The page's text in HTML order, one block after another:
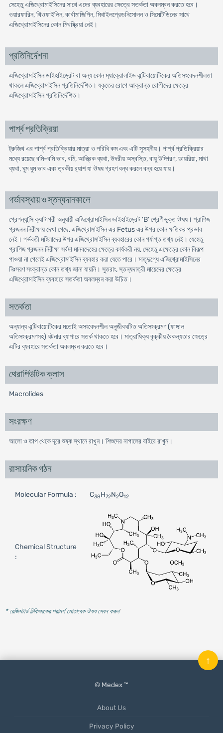
সেহেতু এজিথ্রোমাইসিনের সাথে এদের ব্যবহারের ক্ষেত্রে সতর্কতা অবলম্বন করতে হবে।
ওয়ারফারিন, থিওফাইলিন, কার্বামাজিপিন, মিথাইলপ্রেডনিসোলন ও সিমেটিডিনের সাথে
এজিথ্রোমাইসিনের কোন মিথষ্ক্রিয়া নেই।
প্রতিনির্দেশনা
এজিথ্রোমাইসিন ডাইহাইড্রেট বা অন্য কোন ম্যাক্রোলাইড এন্টিবায়োটিকের অতিসংবেদনশীলতা
থাকলে এজিথ্রোমাইসিন প্রতিনির্দেশিত। যকৃতের রোগে আক্রান্ত রোগীদের ক্ষেত্রে
এজিথ্রোমাইসিন প্রতিনির্দেশিত।
পার্শ্ব প্রতিক্রিয়া
ট্রুজিথ এর পার্শ্ব প্রতিক্রিয়ার মাত্রা ও পরিধি কম এবং এটি সুসহনীয়। পার্শ্ব প্রতিক্রিয়ার
মধ্যে রয়েছে বমি-বমি ভাব, বমি, আন্ত্রিক ব্যথা, উদরীয় অস্বস্তি, বায়ু উদ্গিরণ, ডায়রিয়া, মাথা
ব্যথা, ঘুম ঘুম ভাব এবং ত্বকীয় র‌্যাশ যা ঔষধ গ্রহণ বন্ধ করলে বন্ধ হয়ে যায়।
গর্ভাবস্থায় ও স্তন্যদানকালে
প্রেগন্যান্সি ক্যাটাগরী অনুযায়ী এজিথ্রোমাইসিন ডাইহাইড্রেট 'B' শ্রেণীভূক্ত ঔষধ। প্রাণিজ
প্রজনন নিরীক্ষায় দেখা গেছে, এজিথ্রোমাইসিন এর Fetus এর উপর কোন ক্ষতিকর প্রভাব
নেই। গর্ভবতী মহিলাদের উপর এজিথ্রোমাইসিন ব্যবহারের কোন পর্যাপ্ত তথ্য নেই। যেহেতু
প্রাণিজ প্রজনন নিরীক্ষা সর্বদা মানবদেহের ক্ষেত্রে কার্যকরী নয়, সেহেতু এক্ষেত্রে কোন বিকল্প
পাওয়া না গেলেই এজিথ্রোমাইসিন ব্যবহার করা যেতে পারে। মাতৃদুগ্ধে এজিথ্রোমাইসিনের
নিঃসরণ সংক্রান্ত কোন তথ্য জানা যায়নি। সুতরাং, স্তন্যদাত্রী মায়েদের ক্ষেত্রে
এজিথ্রোমাইসিন ব্যবহারে সতর্কতা অবলম্বন করা উচিত।
সতর্কতা
অন্যান্য এন্টিবায়োটিকের মতোই অসংবেদনশীল অনুজীবঘটিত অতিসংক্রমণ (ফাঙ্গাল
অতিসংক্রমণসহ) ঘটনার ব্যাপারে সতর্ক থাকতে হবে। মাত্রাধিক্য বৃক্কীয় বৈকল্যতার ক্ষেত্রে
এটির ব্যবহারে সতর্কতা অবলম্বন করতে হবে।
থেরাপিউটিক ক্লাস
Macrolides
সংরক্ষণ
আলো ও তাপ থেকে দূরে শুষ্ক স্থানে রাখুন। শিশুদের নাগালের বাইরে রাখুন।
রাসায়নিক গঠন
Molecular Formula : C38H72N2O12
Chemical Structure
:
* রেজিস্টার্ড চিকিৎসকের পরামর্শ মোতাবেক ঔষধ সেবন করুন'
© Medex ™
About Us
Privacy Policy
↑